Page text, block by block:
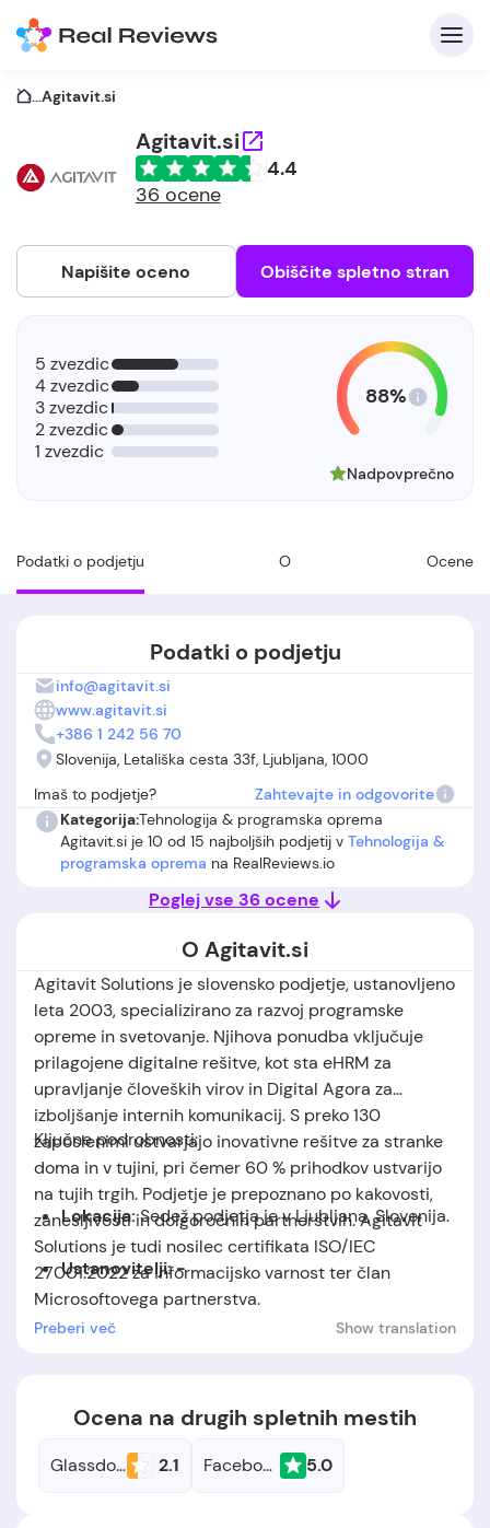
...Agitavit.si
Agitavit.si
4.4
36 ocene
Napišite oceno Obiščite spletno stran
Podatki o podjetju O Ocene
5 zvezdic
4 zvezdic
3 zvezdic
2 zvezdic
1 zvezdic
88%
Nadpovprečno
Podatki o podjetju
info@agitavit.si
www.agitavit.si
+386 1 242 56 70
Slovenija, Letališka cesta 33f, Ljubljana, 1000
Imaš to podjetje?
Zahtevajte in odgovorite
Kategorija:Tehnologija & programska oprema
Agitavit.si je 10 od 15 najboljših podjetij v Tehnologija &
programska oprema na RealReviews.io
Poglej vse 36 ocene
O Agitavit.si
Agitavit Solutions je slovensko podjetje, ustanovljeno
leta 2003, specializirano za razvoj programske
opreme in svetovanje. Njihova ponudba vključuje
prilagojene digitalne rešitve, kot sta eHRM za
upravljanje človeških virov in Digital Agora za
izboljšanje internih komunikacij. S preko 130
zaposlenimi ustvarjajo inovativne rešitve za stranke
doma in v tujini, pri čemer 60 % prihodkov ustvarijo
na tujih trgih. Podjetje je prepoznano po kakovosti,
zanesljivosti in dolgoročnih partnerstvih. Agitavit
Solutions je tudi nosilec certifikata ISO/IEC
27001:2022 za informacijsko varnost ter član
Microsoftovega partnerstva.
Ključne podrobnosti:
Lokacija:Sedež podjetja je v Ljubljana, Slovenija.
Ustanovitelji: -
Datum ustanovitve:
podjetje je bilo
Preberi več Show translation
Ocena na drugih spletnih mestih
Glassdoor 2.1 Facebook 5.0